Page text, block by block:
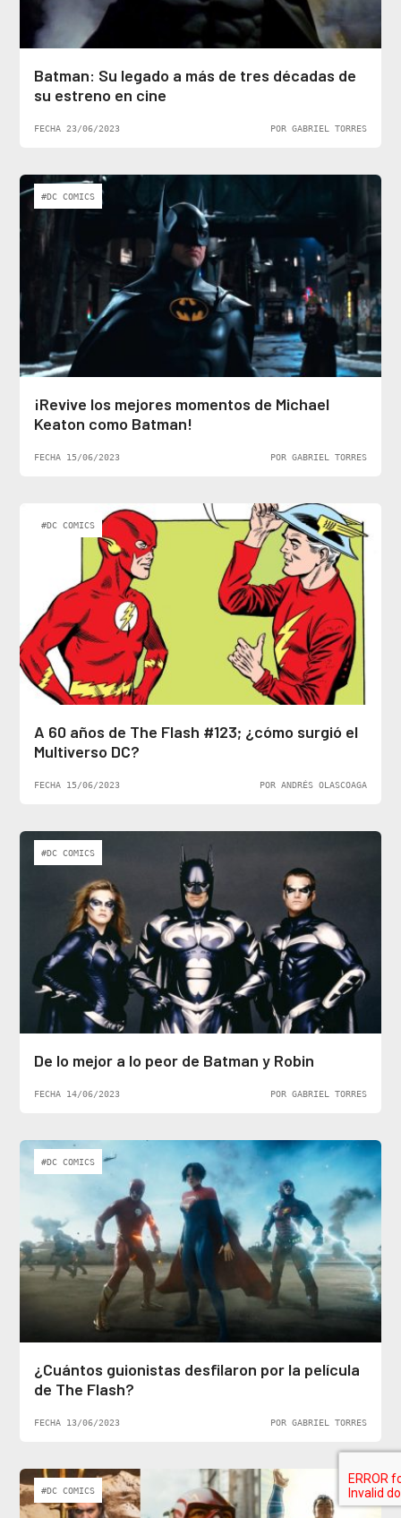
Batman: Su legado a más de tres décadas de
su estreno en cine
FECHA 23/06/2023 POR GABRIEL TORRES
#DC COMICS
¡Revive los mejores momentos de Michael
Keaton como Batman!
FECHA 15/06/2023 POR GABRIEL TORRES
#DC COMICS
A 60 años de The Flash #123; ¿cómo surgió el
Multiverso DC?
FECHA 15/06/2023 POR ANDRÉS OLASCOAGA
#DC COMICS
De lo mejor a lo peor de Batman y Robin
FECHA 14/06/2023 POR GABRIEL TORRES
#DC COMICS
¿Cuántos guionistas desfilaron por la película
de The Flash?
FECHA 13/06/2023 POR GABRIEL TORRES
#DC COMICS